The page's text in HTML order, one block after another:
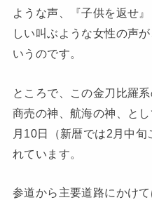
ような声、『子供を返せ
しい叫ぶような女性の声
いうのです。
ところで、この金刀比羅
商売の神、航海の神、と
月10日（新暦では2月中
れています。
参道から主要道路にかけ